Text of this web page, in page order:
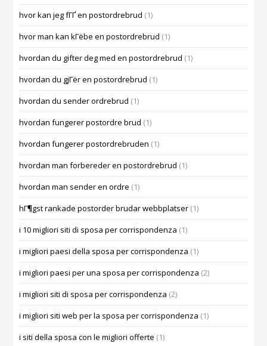
hvor kan jeg fГҐ en postordrebrud (1)
hvor man kan kГёbe en postordrebrud (1)
hvordan du gifter deg med en postordrebrud (1)
hvordan du gjГёr en postordrebrud (1)
hvordan du sender ordrebrud (1)
hvordan fungerer postordre brud (1)
hvordan fungerer postordrebruden (1)
hvordan man forbereder en postordrebrud (1)
hvordan man sender en ordre (1)
hГ¶gst rankade postorder brudar webbplatser (1)
i 10 migliori siti di sposa per corrispondenza (1)
i migliori paesi della sposa per corrispondenza (1)
i migliori paesi per una sposa per corrispondenza (2)
i migliori siti di sposa per corrispondenza (2)
i migliori siti web per la sposa per corrispondenza (1)
i siti della sposa con le migliori offerte (1)